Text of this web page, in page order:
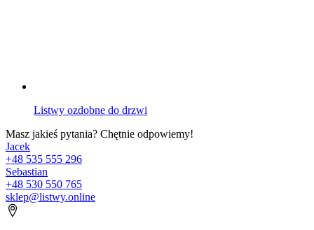
Listwy ozdobne do drzwi
Masz jakieś pytania? Chętnie odpowiemy!
Jacek
+48 535 555 296
Sebastian
+48 530 550 765
sklep@listwy.online